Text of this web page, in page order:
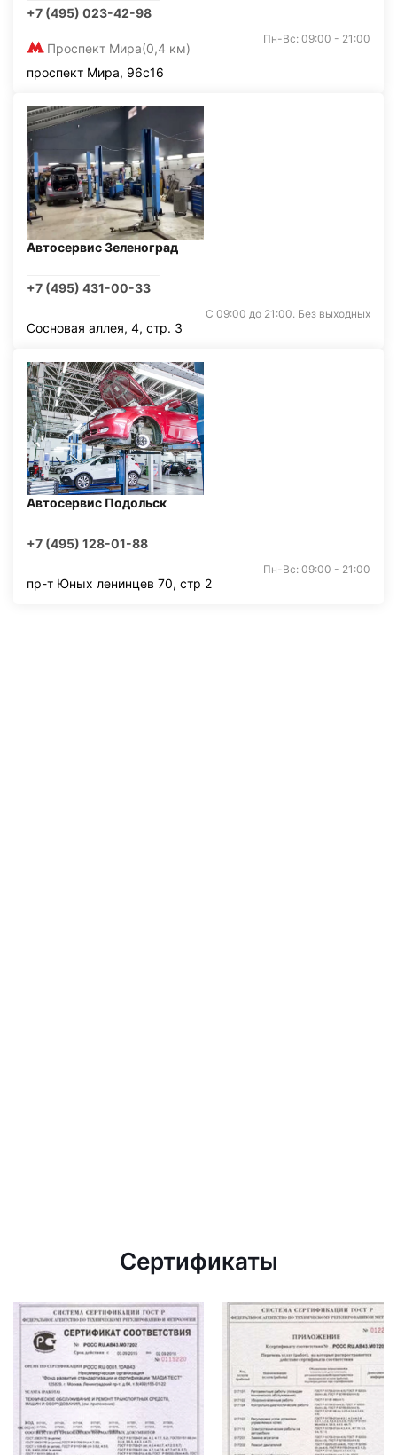
+7 (495) 023-42-98
Проспект Мира(0,4 км)
Пн-Вс: 09:00 - 21:00
проспект Мира, 96с16
Автосервис Зеленоград
+7 (495) 431-00-33
С 09:00 до 21:00. Без выходных
Сосновая аллея, 4, стр. 3
Автосервис Подольск
+7 (495) 128-01-88
Пн-Вс: 09:00 - 21:00
пр-т Юных ленинцев 70, стр 2
Сертификаты